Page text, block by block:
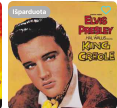
Išparduota